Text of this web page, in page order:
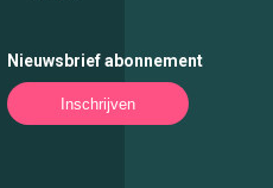
Nieuwsbrief abonnement
Inschrijven